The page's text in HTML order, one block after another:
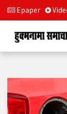
Epaper